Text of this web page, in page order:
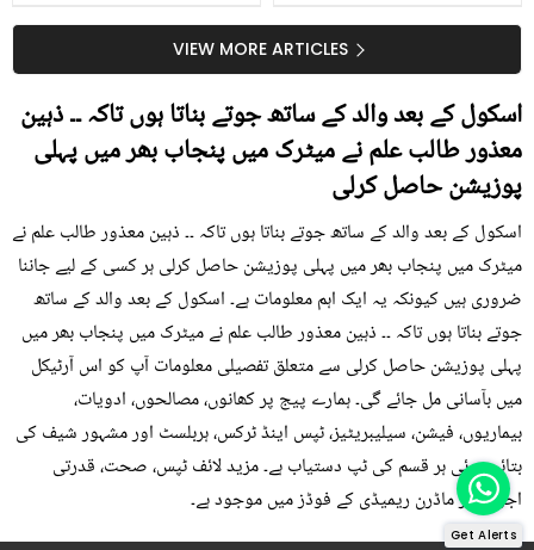
کیوں کھانا چاہیے؟
سستا اور قدرتی حلVIEW MORE ARTICLES
اسکول کے بعد والد کے ساتھ جوتے بناتا ہوں تاکہ ۔۔ ذہین
معذور طالب علم نے میٹرک میں پنجاب بھر میں پہلی
پوزیشن حاصل کرلی
اسکول کے بعد والد کے ساتھ جوتے بناتا ہوں تاکہ ۔۔ ذہین معذور طالب علم نے
میٹرک میں پنجاب بھر میں پہلی پوزیشن حاصل کرلی ہر کسی کے لیے جاننا
ضروری ہیں کیونکہ یہ ایک اہم معلومات ہے۔ اسکول کے بعد والد کے ساتھ
جوتے بناتا ہوں تاکہ ۔۔ ذہین معذور طالب علم نے میٹرک میں پنجاب بھر میں
پہلی پوزیشن حاصل کرلی سے متعلق تفصیلی معلومات آپ کو اس آرٹیکل
میں بآسانی مل جائے گی۔ ہمارے پیج پر کھانوں، مصالحوں، ادویات،
بیماریوں، فیشن، سیلیبریٹیز، ٹپس اینڈ ٹرکس، ہربلسٹ اور مشہور شیف کی
بتائی ہوئی ہر قسم کی ٹپ دستیاب ہے۔ مزید لائف ٹپس، صحت، قدرتی
اجزاء اور ماڈرن ریمیڈی کے فوڈز میں موجود ہے۔
Get Alerts